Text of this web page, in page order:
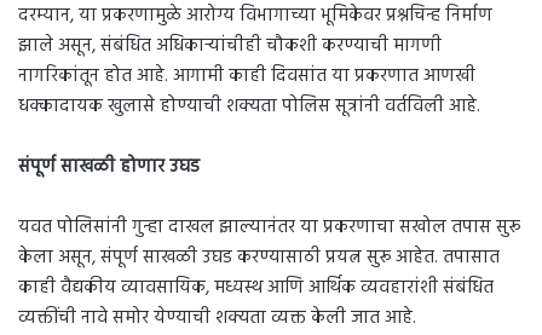
दरम्यान, या प्रकरणामुळे आरोग्य विभागाच्या भूमिकेवर प्रश्नचिन्ह निर्माण
झाले असून, संबंधित अधिकाऱ्यांचीही चौकशी करण्याची मागणी
नागरिकांतून होत आहे. आगामी काही दिवसांत या प्रकरणात आणखी
धक्कादायक खुलासे होण्याची शक्यता पोलिस सूत्रांनी वर्तविली आहे.
संपूर्ण साखळी होणार उघड
यवत पोलिसांनी गुन्हा दाखल झाल्यानंतर या प्रकरणाचा सखोल तपास सुरू
केला असून, संपूर्ण साखळी उघड करण्यासाठी प्रयत्न सुरू आहेत. तपासात
काही वैद्यकीय व्यावसायिक, मध्यस्थ आणि आर्थिक व्यवहारांशी संबंधित
व्यक्तींची नावे समोर येण्याची शक्यता व्यक्त केली जात आहे.